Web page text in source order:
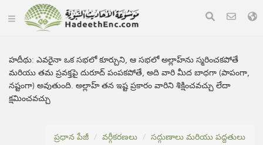
హదీథు:ఎవరైనా ఒక సభలో కూర్చుని, ఆ సభలో అల్లాహ్‌ను స్మరించకపోతే
మరియు తమ ప్రవక్తపై దురూద్ పంపకపోతే, అది వారి మీద బాధగా (పాపంగా,
నష్టంగా) అవుతుంది. అల్లాహ్‌ తన ఇష్ట ప్రకారం వారిని శిక్షించవచ్చు లేదా
క్షమించవచ్చు
ప్రధాన పేజీ వర్గీకరణలు సద్గుణాలు మరియు పద్దతులు